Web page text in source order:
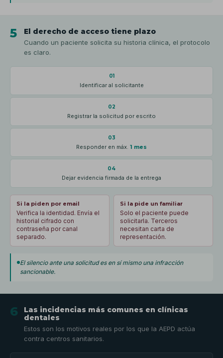
5 El derecho de acceso tiene plazo
Cuando un paciente solicita su historia clínica, el protocolo
es claro.
01
Identificar al solicitante
02
Registrar la solicitud por escrito
03
Responder en máx. 1 mes
04
Dejar evidencia firmada de la entrega
Si la piden por email
Verifica la identidad. Envía el
historial cifrado con
contraseña por canal
separado.
Si la pide un familiar
Solo el paciente puede
solicitarla. Terceros
necesitan carta de
representación.
El silencio ante una solicitud es en sí mismo una infracción
sancionable.
6
Las incidencias más comunes en clínicas
dentales
Estos son los motivos reales por los que la AEPD actúa
contra centros sanitarios.